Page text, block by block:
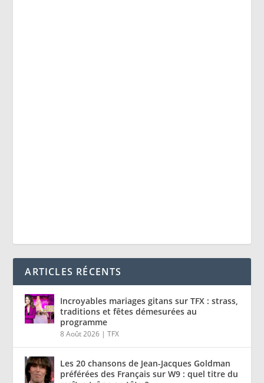
ARTICLES RÉCENTS
Incroyables mariages gitans sur TFX : strass,
traditions et fêtes démesurées au
programme
8 Août 2026 |TFX
Les 20 chansons de Jean-Jacques Goldman
préférées des Français sur W9 : quel titre du